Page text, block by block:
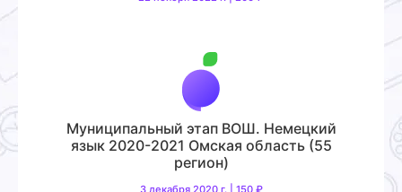
Муниципальный этап ВОШ. Немецкий
язык 2020-2021 Омская область (55
регион)
3 декабря 2020 г. | 150 ₽